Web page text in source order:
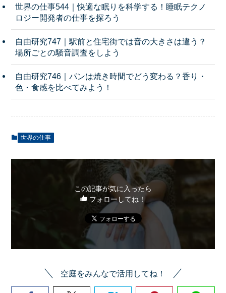
世界の仕事544｜快適な眠りを科学する！睡眠テクノ
ロジー開発者の仕事を探ろう
自由研究747｜駅前と住宅街では音の大きさは違う？
場所ごとの騒音調査をしよう
自由研究746｜パンは焼き時間でどう変わる？香り・
色・食感を比べてみよう！
世界の仕事
この記事が気に入ったら
フォローしてね！
空庭をみんなで活用してね！